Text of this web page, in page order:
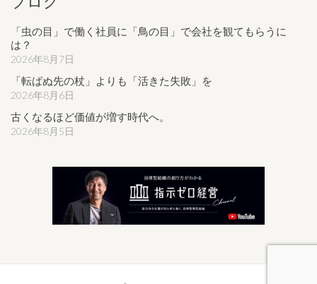
「虫の目」で働く社員に「鳥の目」で会社を観てもらうに
は？
2026年8月7日
「転ばぬ先の杖」よりも「活きた失敗」を
2026年8月6日
古くなるほど価値が増す時代へ。
2026年8月5日